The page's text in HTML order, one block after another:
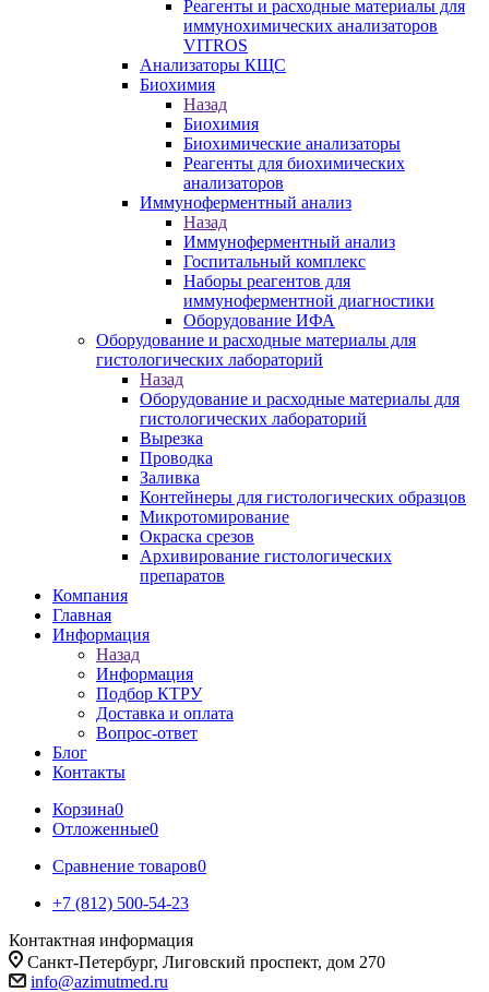
Реагенты и расходные материалы для
иммунохимических анализаторов
VITROS
Анализаторы КЩС
Биохимия
Назад
Биохимия
Биохимические анализаторы
Реагенты для биохимических
анализаторов
Иммуноферментный анализ
Назад
Иммуноферментный анализ
Госпитальный комплекс
Наборы реагентов для
иммуноферментной диагностики
Оборудование ИФА
Оборудование и расходные материалы для
гистологических лабораторий
Назад
Оборудование и расходные материалы для
гистологических лабораторий
Вырезка
Проводка
Заливка
Контейнеры для гистологических образцов
Микротомирование
Окраска срезов
Архивирование гистологических
препаратов
Компания
Главная
Информация
Назад
Информация
Подбор КТРУ
Доставка и оплата
Вопрос-ответ
Блог
Контакты
Корзина0
Отложенные0
Сравнение товаров0
+7 (812) 500-54-23
Контактная информация
Санкт-Петербург, Лиговский проспект, дом 270
info@azimutmed.ru